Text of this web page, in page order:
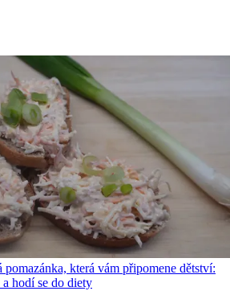
která vám připomene dětství:
hodí se do diety